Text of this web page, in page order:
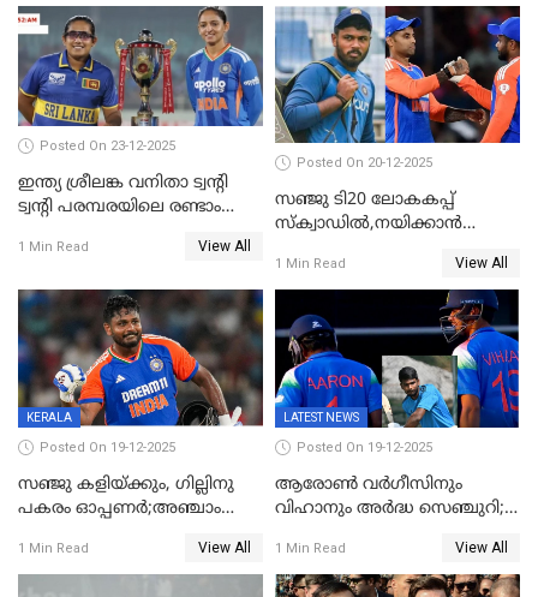
കോഹ്‌ലി, രോഹിത്
വാർണർക്കൊപ്പം
ഇന്തോനേഷ്യൻ താരം
Posted On 23-12-2025
ഇന്ത്യ ശ്രീലങ്ക വനിതാ ട്വന്റി
ട്വന്റി പരമ്പരയിലെ രണ്ടാം
1 Min Read View All
Posted On 20-12-2025
സഞ്ജു ടി20 ലോകകപ്പ്
സ്‌ക്വാഡിൽ,നയിക്കാൻ
പ്രഖ്യാപിച്ച് ബി.സി.സി.ഐ
1 Min Read View All
KERALA
Posted On 19-12-2025
സഞ്ജു കളിയ്ക്കും, ഗില്ലിനു
പകരം ഓപ്പണർ;അഞ്ചാം
മാറ്റം
1 Min Read View All
LATEST NEWS
Posted On 19-12-2025
ആരോൺ വർഗീസിനും
വിഹാനും അർദ്ധ സെഞ്ചുറി;
ഇന്ത്യ ഫൈനലിൽ
1 Min Read View All